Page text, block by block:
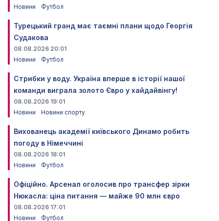
Новини
Футбол
Турецький гранд має таємні плани щодо Георгія
Судакова
08.08.2026 20:01
Новини
Футбол
Стрибки у воду. Україна вперше в історії нашої
команди виграла золото Євро у хайдайвінгу!
08.08.2026 19:01
Новини
Новини спорту
Вихованець академії київського Динамо робить
погоду в Німеччині
08.08.2026 18:01
Новини
Футбол
Офіційно. Арсенал оголосив про трансфер зірки
Нюкасла: ціна питання — майже 90 млн євро
08.08.2026 17:01
Новини
Футбол